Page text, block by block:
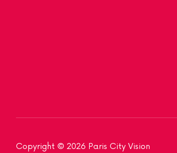
Copyright © 2026 Paris City Vision